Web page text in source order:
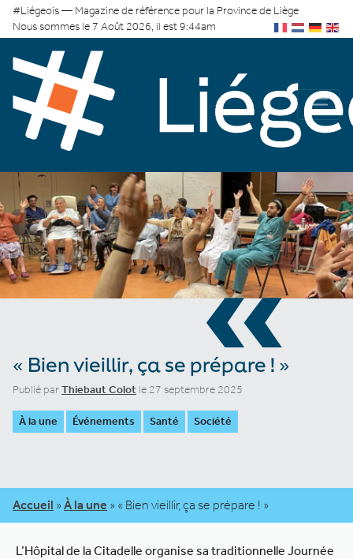
#Liégeois — Magazine de référence pour la Province de Liège
Nous sommes le 7 Août 2026, il est 9:44am
«
« Bien vieillir, ça se prépare ! »
Publié parThiebaut Colot le 27 septembre 2025
À la une Événements Santé Société
Accueil » À la une » « Bien vieillir, ça se prépare ! »
L’Hôpital de la Citadelle organise sa traditionnelle Journée